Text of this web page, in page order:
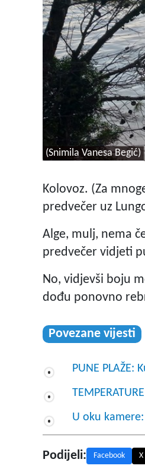
(Snimila Vanesa Begić)
Kolovoz. (Za
predvečer uz
Alge, mulj, nema
predvečer vidjeti
No, vidjevši boju
dođu ponovno
Povezane vijesti
PUNE
U oku kamere:
Podijeli: Facebook X